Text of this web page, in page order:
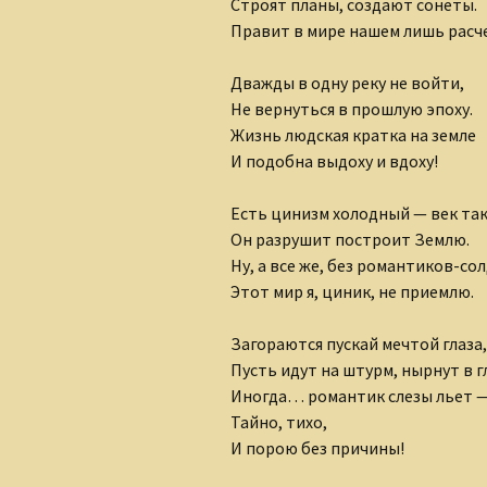
Клуб интернет-
Лидия Шишкина
Людмила Губанова-
Землякова
Николаюс Пузаковас
Наталия Бурман
Наталья Бычкова
Мария Горецкая
Олег Бобров
Строят планы, создают сонеты.
Правит в мире нашем лишь
Дважды в одну реку не войти,
Не вернуться в прошлую эпоху.
Жизнь людская кратка на земле
И подобна выдоху и вдоху!
Есть цинизм холодный — век
Он разрушит построит Землю.
Ну, а все же, без романтиков-
Этот мир я, циник, не приемлю.
Загораются пускай мечтой глаза,
Пусть идут на штурм, нырнут в
Иногда… романтик слезы льет
Тайно, тихо,
И порою без причины!